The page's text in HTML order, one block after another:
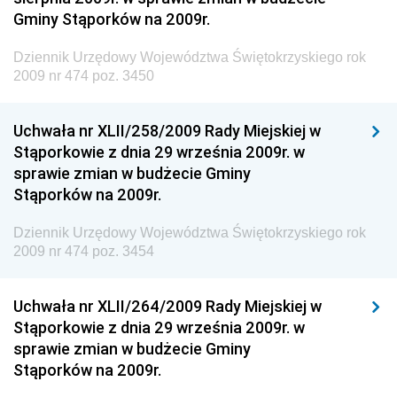
Środowiska
Środowiska
Dziennik Urzędowy Ministerstwa Administracji i
Gospodarki Przestrzennej
Dziennik Urzędowy Unii Europejskiej, L
Dziennik Urzędowy Ministerstwa Komunikacji
Dziennik Urzędowy Ministerstwa Przemysłu
Dziennik Urzędowy Ministerstwa Rolnictwa i
Gospodarki Żywnościowej
Dziennik Urzędowy Ministra Rodziny, Pracy i Polityki
Społecznej
Gminy Stąporków na 2009r.
Dziennik Urzędowy Województwa Świętokrzyskiego rok
2009 nr 474 poz. 3450
Uchwała nr XLII/258/2009 Rady Miejskiej w
Stąporkowie z dnia 29 września 2009r. w
sprawie zmian w budżecie Gminy
Stąporków na 2009r.
Dziennik Urzędowy Województwa Świętokrzyskiego rok
2009 nr 474 poz. 3454
Uchwała nr XLII/264/2009 Rady Miejskiej w
Stąporkowie z dnia 29 września 2009r. w
sprawie zmian w budżecie Gminy
Stąporków na 2009r.